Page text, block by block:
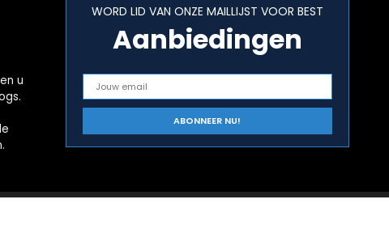
u
WORD LID VAN ONZE MAILLIJST VOOR BEST
Aanbiedingen